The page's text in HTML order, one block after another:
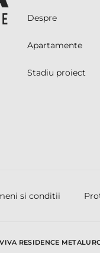
Despre
Apartamente
Stadiu proiect
si conditii
VIVA RESIDENCE